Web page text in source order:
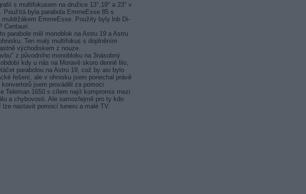
s multifokusem na družice 13°,19° a 23° v
Použítá byla parabola EmmeEsse 85 s
muldržákem EmmeEsse. Použity byly lnb Di-
Centauri.
parabole měl monoblok na Astru 19 a Astru
Ten malý multifokus s doplněním
východiskem z nouze.
z původního monobloku na 3násobný
kdy u nás na Moravě skoro denně lilo,
parabolou na Astru 19, což by asi bylo
řešení, ale v ohnisku jsem ponechal právě
jsem prováděl za pomoci
Teleman 1650 s cílem najít kompromis mezi
a chybovosti. Ale samozřejmě pro ty kdo
lze nastavit pomocí tuneru a malé TV.